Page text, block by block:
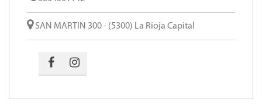
SAN MARTIN 300 - (5300) La Rioja Capital